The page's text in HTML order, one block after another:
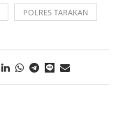
POLRES TARAKAN